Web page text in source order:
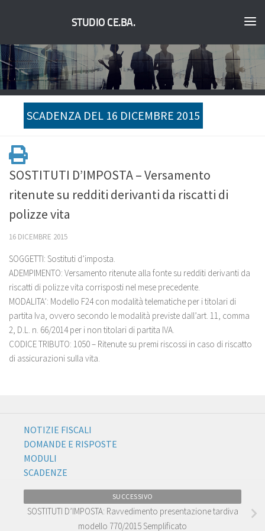
STUDIO CE.BA.
SCADENZA DEL 16 DICEMBRE 2015
SOSTITUTI D’IMPOSTA – Versamento
ritenute su redditi derivanti da riscatti di
polizze vita
16 DICEMBRE 2015
SOGGETTI: Sostituti d’imposta.
ADEMPIMENTO: Versamento ritenute alla fonte su redditi derivanti da
riscatti di polizze vita corrisposti nel mese precedente.
MODALITA’: Modello F24 con modalità telematiche per i titolari di
partita Iva, ovvero secondo le modalità previste dall’art. 11, comma
2, D.L. n. 66/2014 per i non titolari di partita IVA.
CODICE TRIBUTO: 1050 – Ritenute su premi riscossi in caso di riscatto
di assicurazioni sulla vita.
NOTIZIE FISCALI
DOMANDE E RISPOSTE
MODULI
SCADENZE
SUCCESSIVO
SOSTITUTI D’IMPOSTA: Ravvedimento presentazione tardiva
modello 770/2015 Semplificato